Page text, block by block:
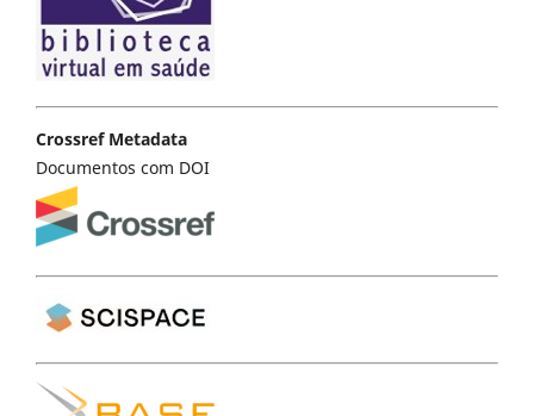
Crossref Metadata
Documentos com DOI